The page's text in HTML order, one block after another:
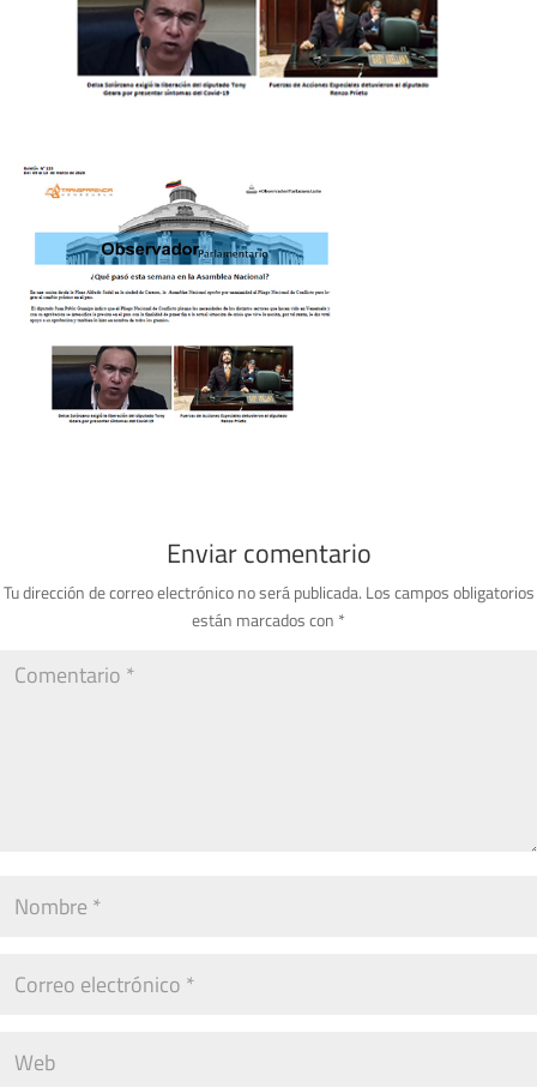
Enviar comentario
Tu dirección de correo electrónico no será publicada. Los campos obligatorios
están marcados con *